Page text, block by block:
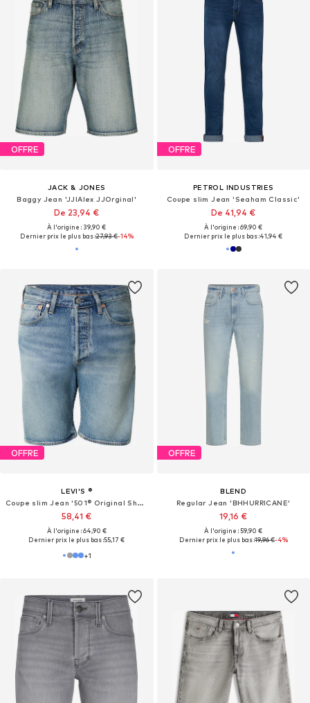
OFFRE
JACK & JONES
Baggy Jean 'JJIAlex JJOrginal'
De 23,94 €
À l'origine : 39,90 €
Dernier prix le plus bas :27,93 €-14%
OFFRE
PETROL INDUSTRIES
Coupe slim Jean 'Seaham Classic'
De 41,94 €
À l'origine : 69,90 €
Dernier prix le plus bas :41,94 €
OFFRE
LEVI'S ®
Coupe slim Jean '501® Original Shorts'
58,41 €
À l'origine : 64,90 €
Dernier prix le plus bas :55,17 €
+1
OFFRE
BLEND
Regular Jean 'BHHURRICANE'
19,16 €
À l'origine : 59,90 €
Dernier prix le plus bas :19,96 €-4%